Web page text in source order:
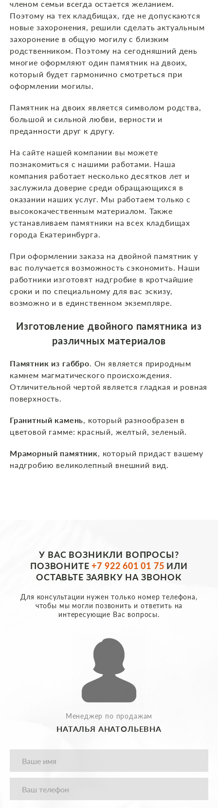
членом семьи всегда остается желанием.
Поэтому на тех кладбищах, где не допускаются
новые захоронения, решили сделать актуальным
захоронение в общую могилу с близким
родственником. Поэтому на сегодняшний день
многие оформляют один памятник на двоих,
который будет гармонично смотреться при
оформлении могилы.
Памятник на двоих является символом родства,
большой и сильной любви, верности и
преданности друг к другу.
На сайте нашей компании вы можете
познакомиться с нашими работами. Наша
компания работает несколько десятков лет и
заслужила доверие среди обращающихся в
оказании наших услуг. Мы работаем только с
высококачественным материалом. Также
устанавливаем памятники на всех кладбищах
города Екатеринбурга.
При оформлении заказа на двойной памятник у
вас получается возможность сэкономить. Наши
работники изготовят надгробие в кротчайшие
сроки и по специальному для вас эскизу,
возможно и в единственном экземпляре.
Изготовление двойного памятника из
различных материалов
Памятник из габбро. Он является природным
камнем магматического происхождения.
Отличительной чертой является гладкая и ровная
поверхность.
Гранитный камень, который разнообразен в
цветовой гамме: красный, желтый, зеленый.
Мраморный памятник, который придаст вашему
надгробию великолепный внешний вид.
У ВАС ВОЗНИКЛИ ВОПРОСЫ?
ПОЗВОНИТЕ+7 922 601 01 75 ИЛИ
ОСТАВЬТЕ ЗАЯВКУ НА ЗВОНОК
Для консультации нужен только номер телефона,
чтобы мы могли позвонить и ответить на
интересующие Вас вопросы.
Менеджер по продажам
НАТАЛЬЯ АНАТОЛЬЕВНА